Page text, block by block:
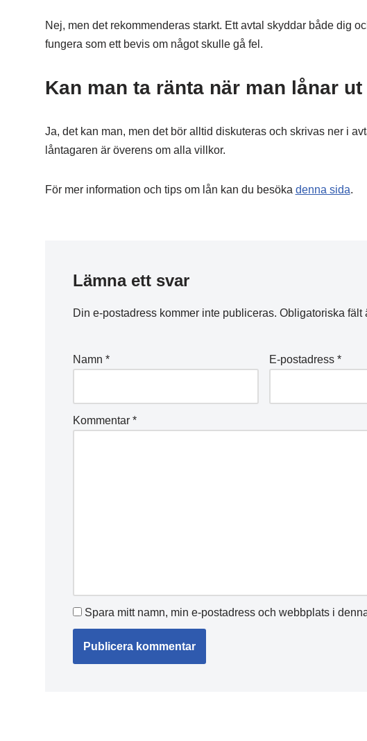
Nej, men det rekommenderas starkt. Ett avtal skyddar både dig
fungera som ett bevis om något skulle gå fel.
Kan man ta ränta när man lånar
Ja, det kan man, men det bör alltid diskuteras och skrivas ner i
låntagaren är överens om alla villkor.
För mer information och tips om lån kan du besöka denna sida.
Lämna ett svar
Din e-postadress kommer inte publiceras. Obligatoriska fält
Namn * E-postadress*
Kommentar *
Spara mitt namn, min e-postadress och webbplats i